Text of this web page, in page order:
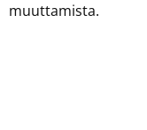
muuttamista.